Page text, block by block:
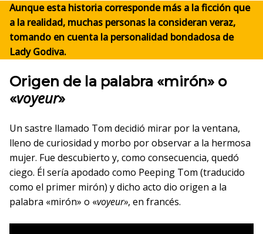
Aunque esta historia corresponde más a la ficción que
a la realidad, muchas personas la consideran veraz,
tomando en cuenta la personalidad bondadosa de
Lady Godiva.
Origen de la palabra «mirón» o
«voyeur»
Un sastre llamado Tom decidió mirar por la ventana,
lleno de curiosidad y morbo por observar a la hermosa
mujer. Fue descubierto y, como consecuencia, quedó
ciego. Él sería apodado como Peeping Tom (traducido
como el primer mirón) y dicho acto dio origen a la
palabra «mirón» o «voyeur», en francés.